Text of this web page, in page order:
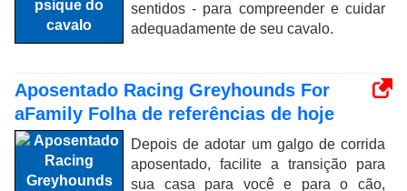
sentidos - para compreender e cuidar
adequadamente de seu cavalo.
Aposentado Racing Greyhounds For
aFamily Folha de referências de hoje
Depois de adotar um galgo de corrida
aposentado, facilite a transição para
sua casa para você e para o cão,